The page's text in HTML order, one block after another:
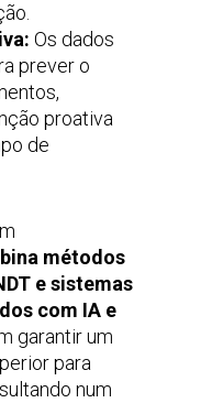
Os dados
prever o
proativa
de
métodos
e sistemas
com IA e
garantir um
para
num